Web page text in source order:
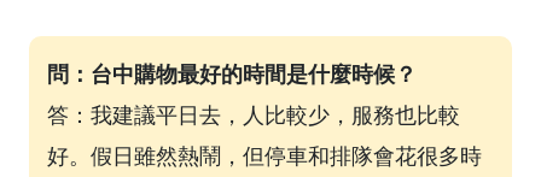
問：台中購物最好的時間是什麼時候？
答：我建議平日去，人比較少，服務也比較
好。假日雖然熱鬧，但停車和排隊會花很多時